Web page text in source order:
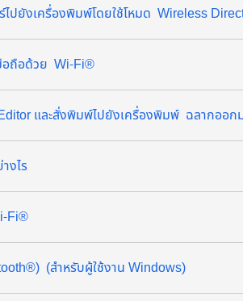
ไปยังเครื่องพิมพ์โดยใช้โหมด Wireless
อถือด้วย Wi-Fi®
และสั่งพิมพ์ไปยังเครื่องพิมพ์ ฉลากออ
งไร
Fi®
(สำหรับผู้ใช้งาน Windows)